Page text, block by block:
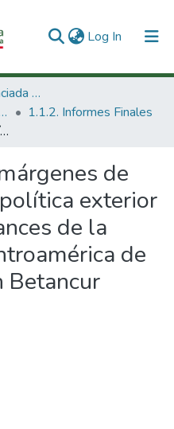
Log In (current)
1. Investigación Financiada con Recursos Públicos
investigación
1.1.2. Informes Finales
Los márgenes de autonomía de la política exterior colombiana: Alcances de la política hacia Centroamérica de la administración Betancur 1982-1986
de
exterior
de la
de
Betancur